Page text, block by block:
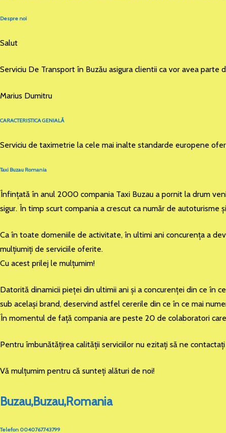
Despre noi
Salut
Serviciu De Transport în Buzău asigura clientii ca vor avea
Marius Dumitru
CARACTERISTICA GENIALĂ
Serviciu de taximetrie la cele mai inalte standarde europene
Taxi Buzau Romania
Înfinţată în anul 2000 compania Taxi Buzau a pornit la drum
sigur. În timp scurt compania a crescut ca număr de autoturisme
Ca în toate domeniile de activitate, în ultimi ani concurenţa a
mulţiumiţi de serviciile oferite.
Cu acest prilej le mulţumim!
Datorită dinamicii pieţei din ultimii ani şi a concurenţei din ce în
sub acelaşi brand, deservind astfel cererile din ce în ce mai
În momentul de faţă compania are peste 20 de colaboratori
Pentru îmbunătăţirea calităţii serviciilor nu ezitaţi să ne
Vă mulţumim pentru că sunteţi alături de noi!
Buzau,Buzau,Romania
Telefon 0040767743799